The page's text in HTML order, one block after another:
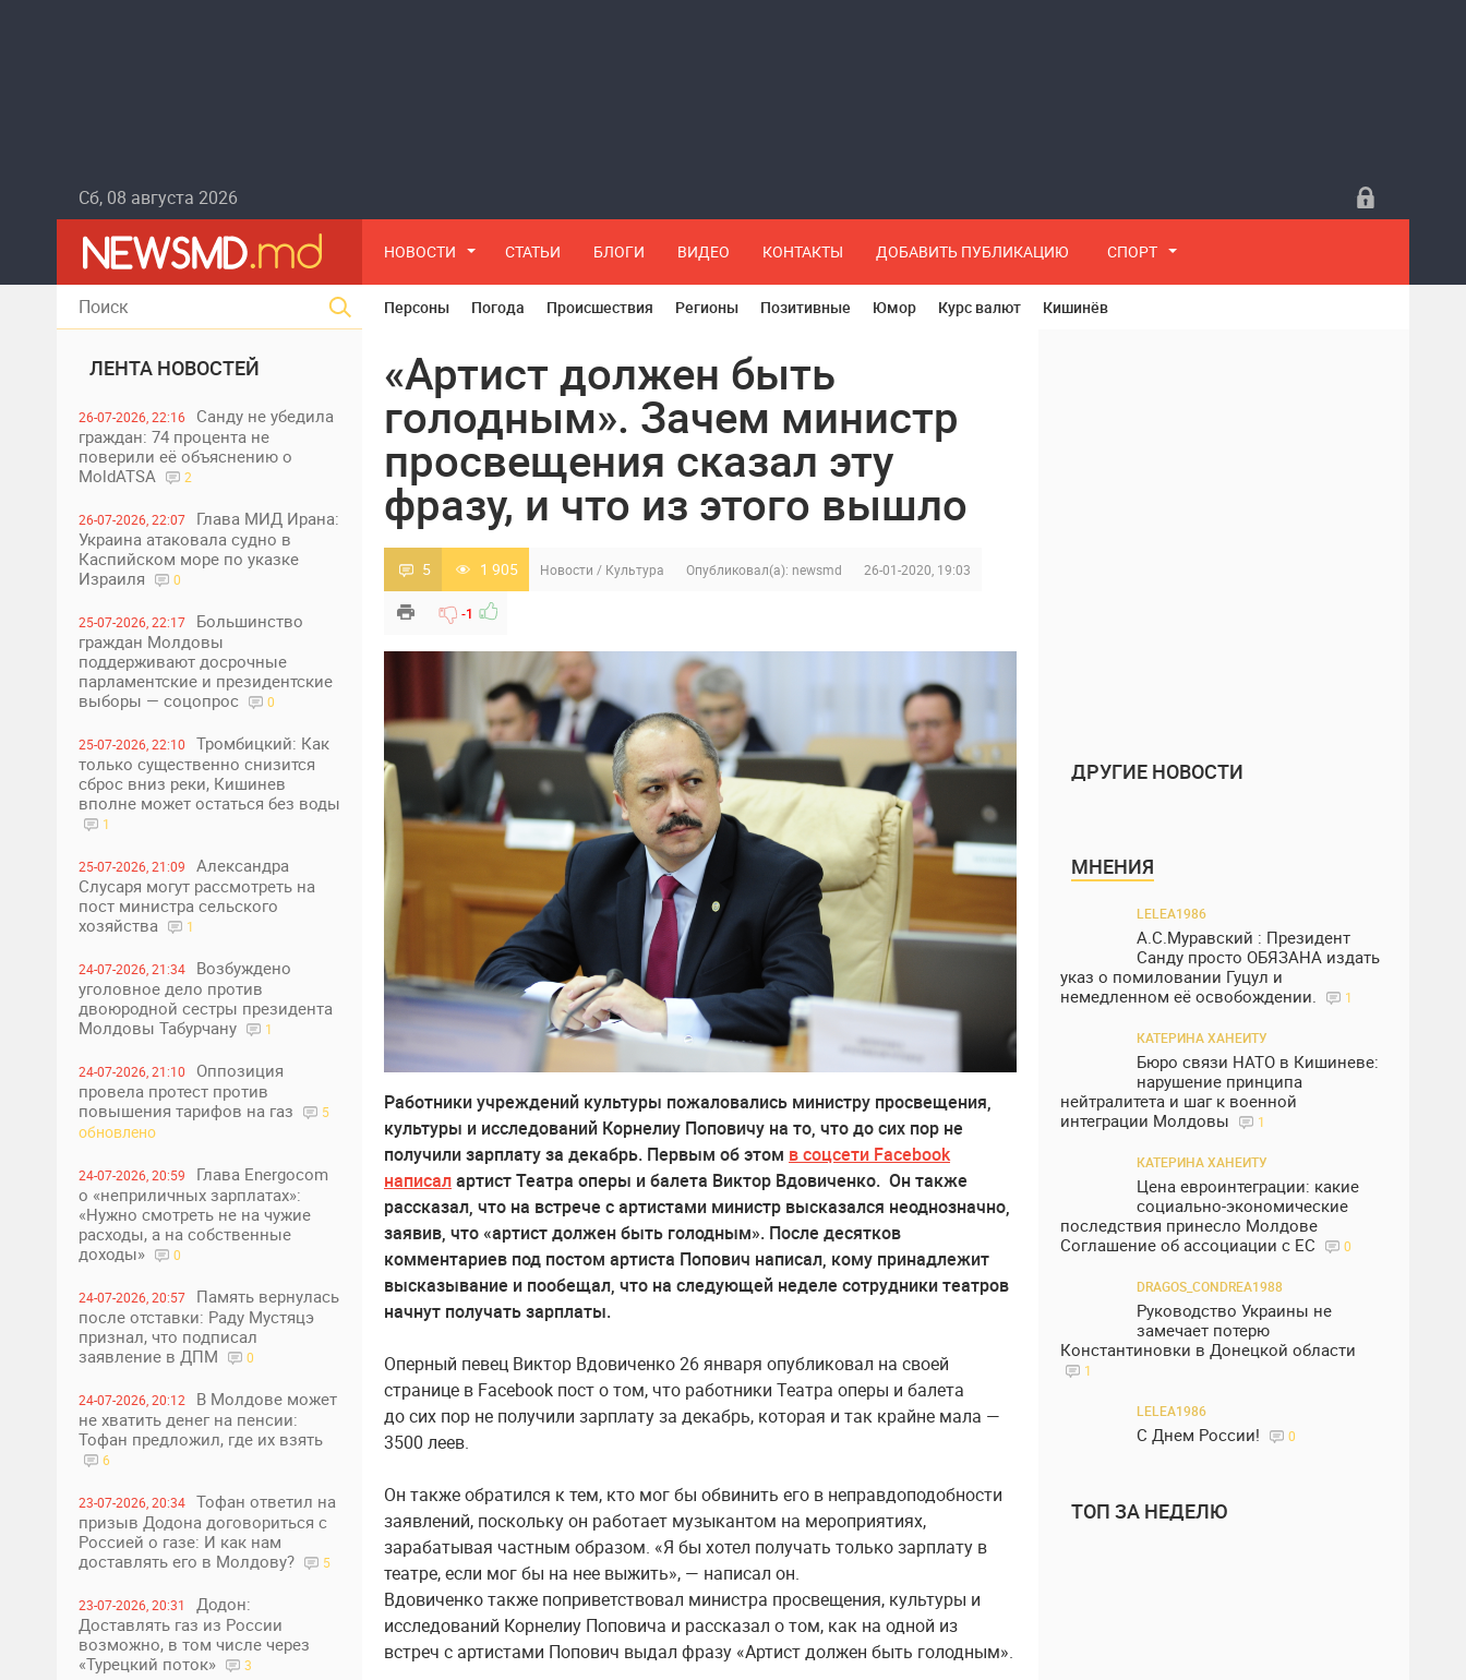
Сб, 08 августа 2026
НОВОСТИ СТАТЬИ БЛОГИ ВИДЕО КОНТАКТЫ ДОБАВИТЬ ПУБЛИКАЦИЮ СПОРТ
ЛЕНТА НОВОСТЕЙ
26-07-2026, 22:16
Санду не убедила
граждан: 74 процента не
поверили её объяснению о
MoldATSA
2
26-07-2026, 22:07
Глава МИД Ирана:
Украина атаковала судно в
Каспийском море по указке
Израиля
0
25-07-2026, 22:17
Большинство
граждан Молдовы
поддерживают досрочные
парламентские и президентские
выборы — соцопрос
0
25-07-2026, 22:10
Тромбицкий: Как
только существенно снизится
сброс вниз реки, Кишинев
вполне может остаться без воды
1
25-07-2026, 21:09
Александра
Слусаря могут рассмотреть на
пост министра сельского
хозяйства
1
24-07-2026, 21:34
Возбуждено
уголовное дело против
двоюродной сестры президента
Молдовы Табурчану
1
24-07-2026, 21:10
Оппозиция
провела протест против
повышения тарифов на газ
5
обновлено
24-07-2026, 20:59
Глава Energocom
о «неприличных зарплатах»:
«Нужно смотреть не на чужие
расходы, а на собственные
доходы»
0
24-07-2026, 20:57
Память вернулась
после отставки: Раду Мустяцэ
признал, что подписал
заявление в ДПМ
0
24-07-2026, 20:12
В Молдове может
не хватить денег на пенсии:
Тофан предложил, где их взять
6
23-07-2026, 20:34
Тофан ответил на
призыв Додона договориться с
Россией о газе: И как нам
доставлять его в Молдову?
5
23-07-2026, 20:31
Додон:
Доставлять газ из России
возможно, в том числе через
«Турецкий поток»
3
Персоны Погода Происшествия Регионы Позитивные Юмор Курс валют Кишинёв
«Артист должен быть
голодным». Зачем министр
просвещения сказал эту
фразу, и что из этого вышло
5 1 905 Новости / Культура Опубликовал(а): newsmd 26-01-2020, 19:03
-1
Работники учреждений культуры пожаловались министру просвещения,
культуры и исследований Корнелиу Поповичу на то, что до сих пор не
получили зарплату за декабрь. Первым об этом в соцсети Facebook
написалартист Театра оперы и балета Виктор Вдовиченко. Он также
рассказал, что на встрече с артистами министр высказался неоднозначно,
заявив, что «артист должен быть голодным». После десятков
комментариев под постом артиста Попович написал, кому принадлежит
высказывание и пообещал, что на следующей неделе сотрудники театров
начнут получать зарплаты.
Оперный певец Виктор Вдовиченко 26 января опубликовал на своей
странице в Facebook пост о том, что работники Театра оперы и балета
до сих пор не получили зарплату за декабрь, которая и так крайне мала —
3500 леев.
Он также обратился к тем, кто мог бы обвинить его в неправдоподобности
заявлений, поскольку он работает музыкантом на мероприятиях,
зарабатывая частным образом. «Я бы хотел получать только зарплату в
театре, если мог бы на нее выжить», — написал он.
Вдовиченко также поприветствовал министра просвещения, культуры и
исследований Корнелиу Поповича и рассказал о том, как на одной из
встреч с артистами Попович выдал фразу «Артист должен быть голодным».
ДРУГИЕ НОВОСТИ
МНЕНИЯ
LELEA1986
А.С.Муравский : Президент
Санду просто ОБЯЗАНА издать
указ о помиловании Гуцул и
немедленном её освобождении.
1
КАТЕРИНА ХАНЕИТУ
Бюро связи НАТО в Кишиневе:
нарушение принципа
нейтралитета и шаг к военной
интеграции Молдовы
1
КАТЕРИНА ХАНЕИТУ
Цена евроинтеграции: какие
социально-экономические
последствия принесло Молдове
Соглашение об ассоциации с ЕС
0
DRAGOS_CONDREA1988
Руководство Украины не
замечает потерю
Константиновки в Донецкой области
1
LELEA1986
С Днем России! 0
ТОП ЗА НЕДЕЛЮ